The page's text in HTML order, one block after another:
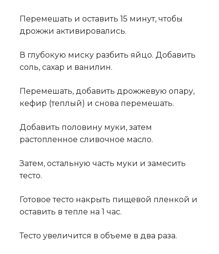
Перемешать и оставить 15 минут, чтобы
дрожжи активировались.
В глубокую миску разбить яйцо. Добавить
соль, сахар и ванилин.
Перемешать, добавить дрожжевую опару,
кефир (теплый) и снова перемешать.
Добавить половину муки, затем
растопленное сливочное масло.
Затем, остальную часть муки и замесить
тесто.
Готовое тесто накрыть пищевой пленкой и
оставить в тепле на 1 час.
Тесто увеличится в объеме в два раза.